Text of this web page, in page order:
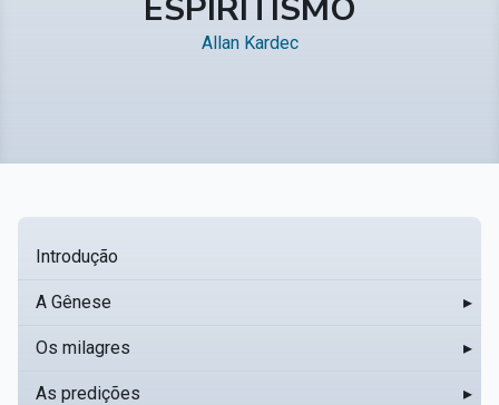
ESPIRITISMO
Allan Kardec
Introdução
A Gênese ▸
Os milagres ▸
As predições ▸